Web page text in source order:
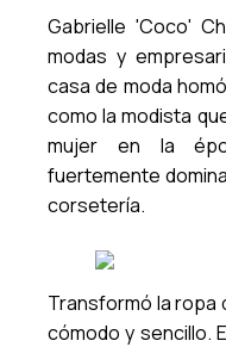
Gabrielle 'Coco'
modas y
casa de moda
como la modista
mujer en la
fuertemente
corsetería.
Transformó la ropa
cómodo y sencillo.